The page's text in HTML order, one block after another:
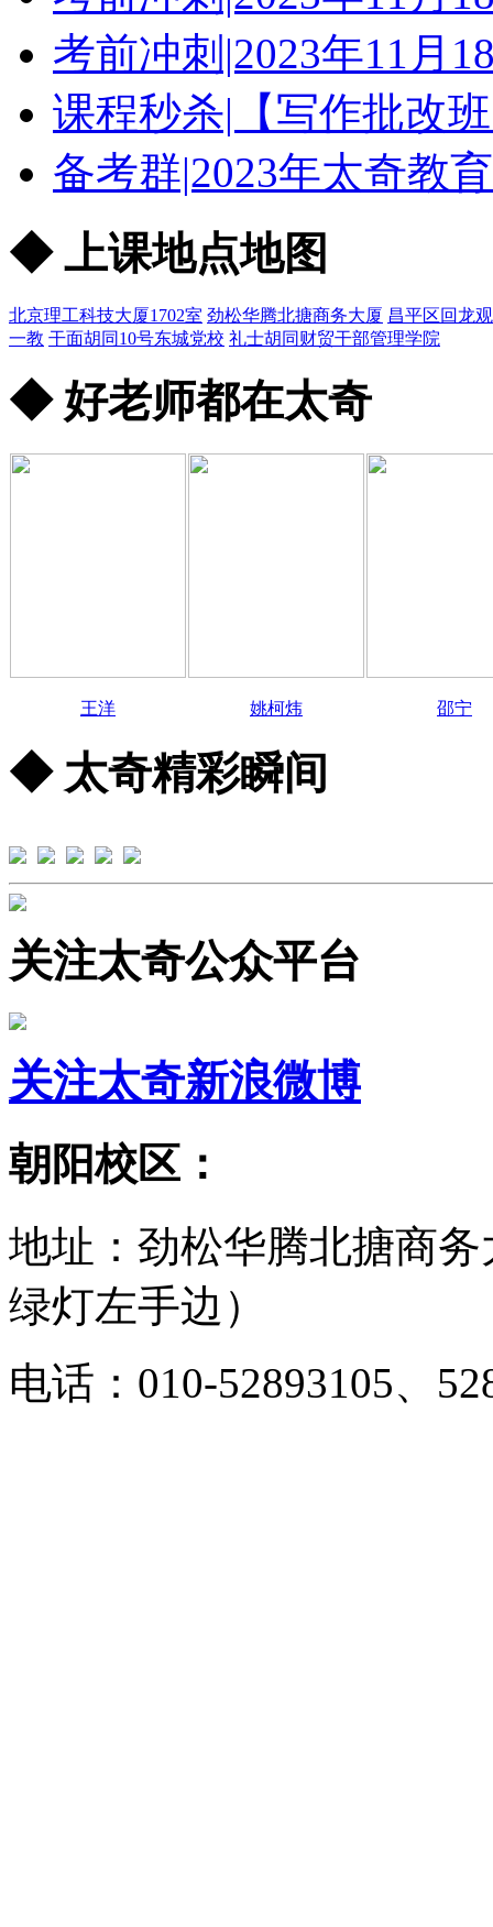
考前冲刺|2023年11月
课程秒杀|【写作批改
备考群|2023年太奇教
◆ 上课地点地图
北京理工科技大厦1702室 劲松华腾北搪商务大厦 昌平区回龙
一教 干面胡同10号东城党校 礼士胡同财贸干部管理学院
◆ 好老师都在太奇
王洋 姚柯炜 邵宁
◆ 太奇精彩瞬间
关注太奇公众平台
关注太奇新浪微博
朝阳校区：
地址：劲松华腾北搪商
绿灯左手边）
电话：010-52893105、